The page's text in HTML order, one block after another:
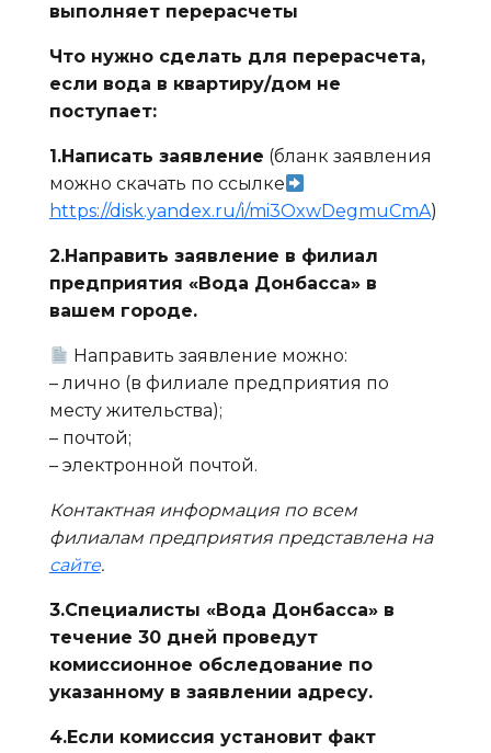
выполняет перерасчеты
Что нужно сделать для перерасчета,
если вода в квартиру/дом не
поступает:
1.Написать заявление (бланк заявления
можно скачать по ссылке
https://disk.yandex.ru/i/mi3OxwDegmuCmA)
2.Направить заявление в филиал
предприятия «Вода Донбасса» в
вашем городе.
Направить заявление можно:
– лично (в филиале предприятия по
месту жительства);
– почтой;
– электронной почтой.
Контактная информация по всем
филиалам предприятия представлена на
сайте.
3.Специалисты «Вода Донбасса» в
течение 30 дней проведут
комиссионное обследование по
указанному в заявлении адресу.
4.Если комиссия установит факт